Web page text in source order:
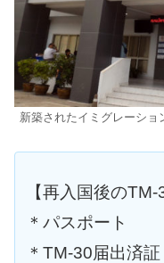
新築されたイミグレーショ
【再入国後の
＊パスポート
＊TM-30届出済証